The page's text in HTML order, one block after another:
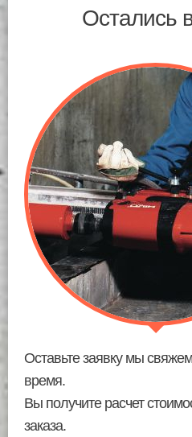
Остались
Оставьте заявку мы
время.
Вы получите расчет
заказа.